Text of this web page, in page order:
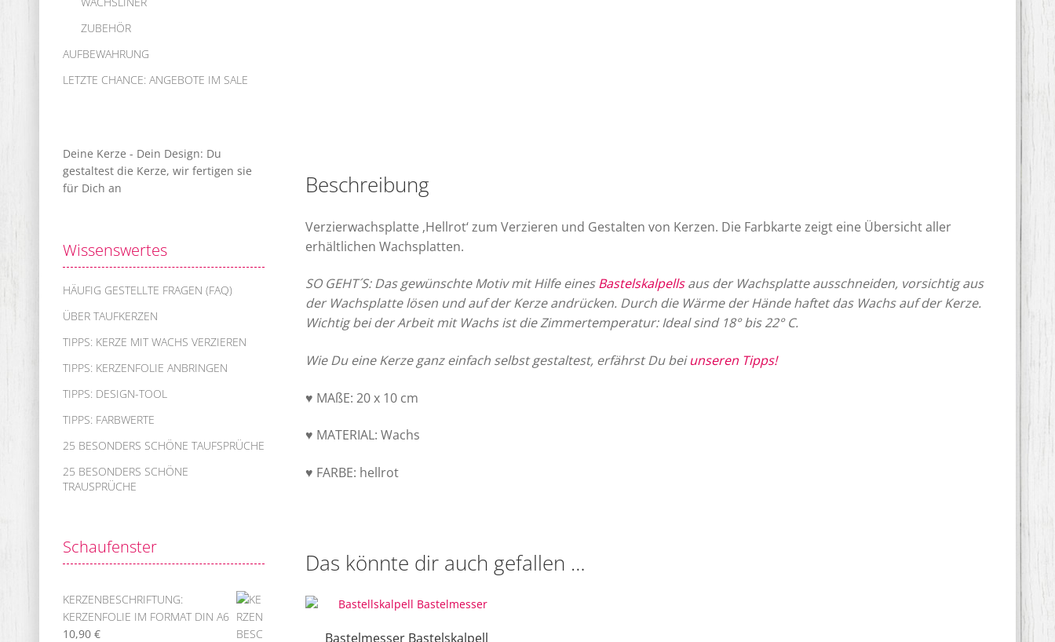
Beschreibung
Verzierwachsplatte ‚Hellrot‘ zum Verzieren und Gestalten von Kerzen. Die Farbkarte zeigt eine Übersicht aller
erhältlichen Wachsplatten.
SO GEHT´S: Das gewünschte Motiv mit Hilfe einesBastelskalpellsaus der Wachsplatte ausschneiden, vorsichtig aus
der Wachsplatte lösen und auf der Kerze andrücken. Durch die Wärme der Hände haftet das Wachs auf der Kerze.
Wichtig bei der Arbeit mit Wachs ist die Zimmertemperatur: Ideal sind 18° bis 22° C.
Wie Du eine Kerze ganz einfach selbst gestaltest, erfährst Du beiunseren Tipps!
♥ MAßE: 20 x 10 cm
♥ MATERIAL: Wachs
♥ FARBE: hellrot
Das könnte dir auch gefallen …
Bastelmesser Bastelskalpell
ZUBEHÖR
AUFBEWAHRUNG
LETZTE CHANCE: ANGEBOTE IM SALE
Deine Kerze - Dein Design: Du
gestaltest die Kerze, wir fertigen sie
für Dich an
Wissenswertes
HÄUFIG GESTELLTE FRAGEN (FAQ)
ÜBER TAUFKERZEN
TIPPS: KERZE MIT WACHS VERZIEREN
TIPPS: KERZENFOLIE ANBRINGEN
TIPPS: DESIGN-TOOL
TIPPS: FARBWERTE
25 BESONDERS SCHÖNE TAUFSPRÜCHE
25 BESONDERS SCHÖNE
TRAUSPRÜCHE
Schaufenster
KERZENBESCHRIFTUNG:
KERZENFOLIE IM FORMAT DIN A6
10,90 €